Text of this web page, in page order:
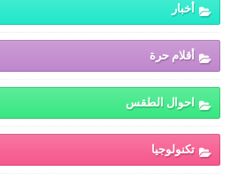
أخبار
أقلام حرة
احوال الطقس
تكنولوجيا